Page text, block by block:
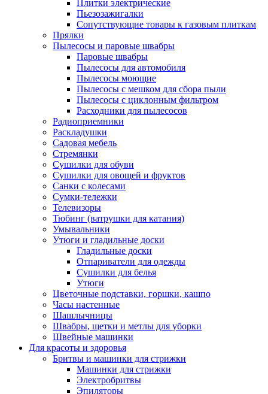
Плитки электрические
Пьезозажигалки
Сопутствующие товары к газовым плиткам
Прялки
Пылесосы и паровые швабры
Паровые швабры
Пылесосы для автомобиля
Пылесосы моющие
Пылесосы с мешком для сбора пыли
Пылесосы с циклонным фильтром
Расходники для пылесосов
Радиоприемники
Раскладушки
Садовая мебель
Стремянки
Сушилки для обуви
Сушилки для овощей и фруктов
Санки с колесами
Сумки-тележки
Телевизоры
Тюбинг (ватрушки для катания)
Умывальники
Утюги и гладильные доски
Гладильные доски
Отпариватели для одежды
Сушилки для белья
Утюги
Цветочные подставки, горшки, кашпо
Часы настенные
Шашлычницы
Швабры, щетки и метлы для уборки
Швейные машинки
Для красоты и здоровья
Бритвы и машинки для стрижки
Машинки для стрижки
Электробритвы
Эпиляторы